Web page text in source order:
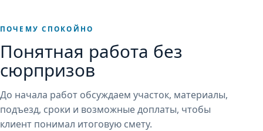
ПОЧЕМУ СПОКОЙНО
Понятная работа без
сюрпризов
До начала работ обсуждаем участок, материалы,
подъезд, сроки и возможные доплаты, чтобы
клиент понимал итоговую смету.